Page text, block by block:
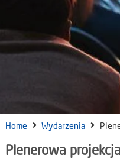
Home Wydarzenia
Plenerowa